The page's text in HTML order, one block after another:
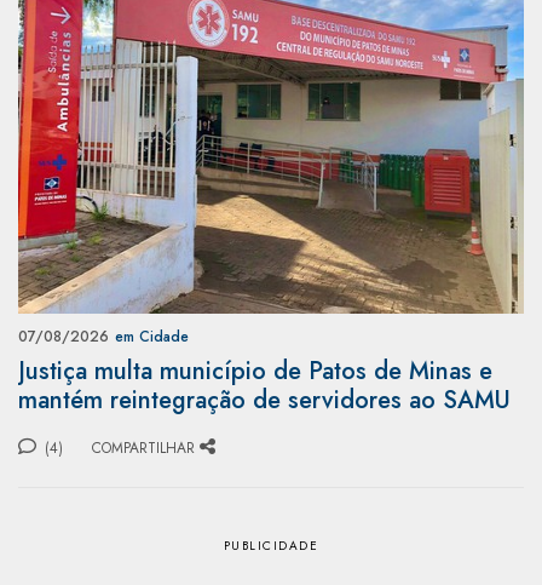
07/08/2026 em Cidade
Justiça multa município de Patos de Minas e
mantém reintegração de servidores ao SAMU
(4) COMPARTILHAR